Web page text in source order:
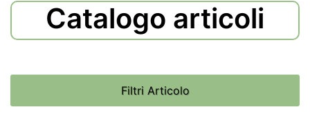
Catalogo articoli
Filtri Articolo